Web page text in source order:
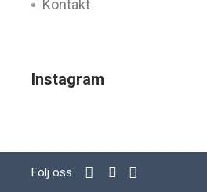
Kontakt
Instagram
Följ oss